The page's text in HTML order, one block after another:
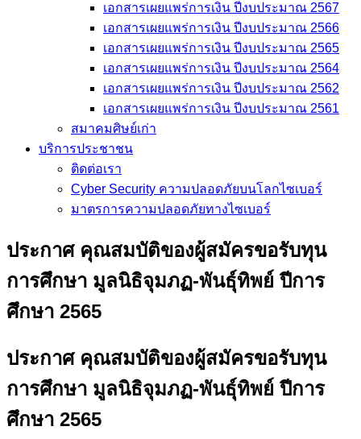
เอกสารเผยแพร่การเงิน ปีงบประมาณ 2567
เอกสารเผยแพร่การเงิน ปีงบประมาณ 2566
เอกสารเผยแพร่การเงิน ปีงบประมาณ 2565
เอกสารเผยแพร่การเงิน ปีงบประมาณ 2564
เอกสารเผยแพร่การเงิน ปีงบประมาณ 2562
เอกสารเผยแพร่การเงิน ปีงบประมาณ 2561
สมาคมศิษย์เก่า
บริการประชาชน
ติดต่อเรา
Cyber Security ความปลอดภัยบนโลกไซเบอร์
มาตรการความปลอดภัยทางไซเบอร์
ประกาศ คุณสมบัติของผู้สมัครขอรับทุน
การศึกษา มูลนิธิจุมภฏ-พันธุ์ทิพย์ ปีการ
ศึกษา 2565
ประกาศ คุณสมบัติของผู้สมัครขอรับทุน
การศึกษา มูลนิธิจุมภฏ-พันธุ์ทิพย์ ปีการ
ศึกษา 2565